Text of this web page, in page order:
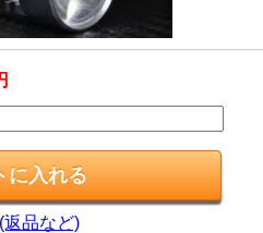
品など)